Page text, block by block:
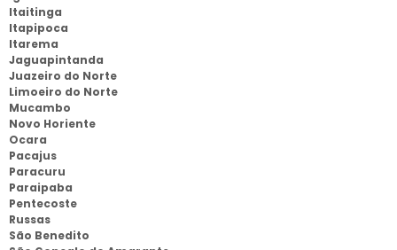
Itaitinga
Itapipoca
Itarema
Jaguapintanda
Juazeiro do Norte
Limoeiro do Norte
Mucambo
Novo Horiente
Ocara
Pacajus
Paracuru
Paraipaba
Pentecoste
Russas
São Benedito